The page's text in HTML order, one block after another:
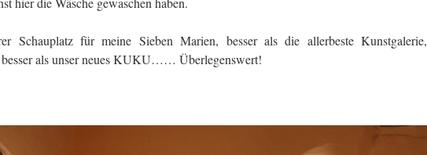
Schauplatz für meine Sieben Marien, besser als die allerbeste Kunstgalerie,
als unser neues KUKU…… Überlegenswert!